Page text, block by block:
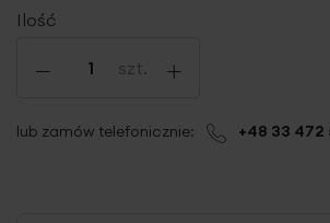
Ilość
- szt. +
lub zamów telefonicznie: +48 33 472